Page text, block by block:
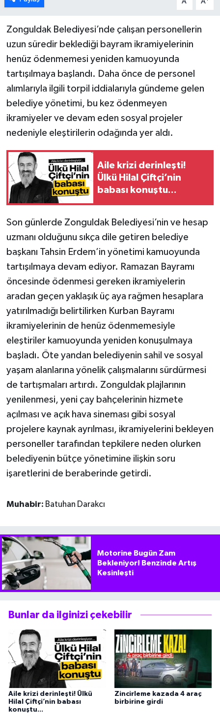
Zonguldak Belediyesi’nde çalışan personellerin
uzun süredir beklediği bayram ikramiyelerinin
henüz ödenmemesi yeniden kamuoyunda
tartışılmaya başlandı. Daha önce de personel
alımlarıyla ilgili torpil iddialarıyla gündeme gelen
belediye yönetimi, bu kez ödenmeyen
ikramiyeler ve devam eden sosyal projeler
nedeniyle eleştirilerin odağında yer aldı.
Aile krizi derinleşti!
Ülkü Hilal Çiftçi’nin
babası konuştu...
Son günlerde Zonguldak Belediyesi’nin ve hesap
uzmanı olduğunu sıkça dile getiren belediye
başkanı Tahsin Erdem’in yönetimi kamuoyunda
tartışılmaya devam ediyor. Ramazan Bayramı
öncesinde ödenmesi gereken ikramiyelerin
aradan geçen yaklaşık üç aya rağmen hesaplara
yatırılmadığı belirtilirken Kurban Bayramı
ikramiyelerinin de henüz ödenmemesiyle
eleştiriler kamuoyunda yeniden konuşulmaya
başladı. Öte yandan belediyenin sahil ve sosyal
yaşam alanlarına yönelik çalışmalarını sürdürmesi
de tartışmaları artırdı. Zonguldak plajlarının
yenilenmesi, yeni çay bahçelerinin hizmete
açılması ve açık hava sineması gibi sosyal
projelere kaynak ayrılması, ikramiyelerini bekleyen
personeller tarafından tepkilere neden olurken
belediyenin bütçe yönetimine ilişkin soru
işaretlerini de beraberinde getirdi.
Muhabir: Batuhan Darakcı
Motorine Bugün Zam
Bekleniyor! Benzinde Artış
Kesinleşti
Bunlar da ilginizi çekebilir
Aile krizi derinleşti! Ülkü
Hilal Çiftçi’nin babası
konuştu...
Zincirleme kazada 4 araç
birbirine girdi